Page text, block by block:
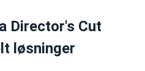
Director's Cut
løsninger